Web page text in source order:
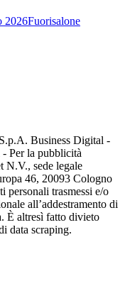
2026Fuorisalone
Business Digital -
Per la pubblicità
N.V., sede legale
46, 20093 Cologno
personali trasmessi e/o
all’addestramento di
È altresì fatto divieto
data scraping.